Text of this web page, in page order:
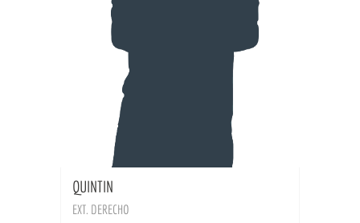
QUINTIN
EXT. DERECHO